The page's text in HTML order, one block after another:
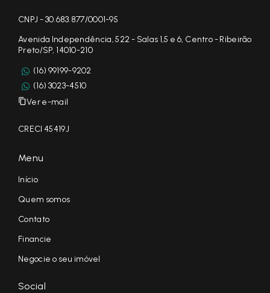
CNPJ - 30.683.877/0001-95
Avenida Independência, 522 - Salas 1,5 e 6, Centro - Ribeirão
Preto/SP, 14010-210
(16) 99199-9202
(16) 3023-4510
Ver e-mail
CRECI 45419J
Menu
Início
Quem somos
Contato
Financie
Negocie o seu imóvel
Social